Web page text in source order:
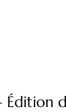
Édition